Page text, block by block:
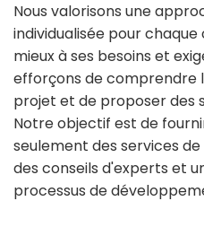
Nous valorisons une
individualisée pour
mieux à ses besoins et
efforçons de comprendre
projet et de proposer des
Notre objectif est de
seulement des services
des conseils d'experts et
processus de